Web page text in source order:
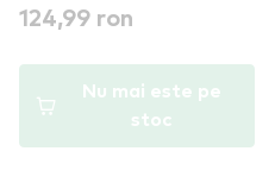
124,99 ron
Nu mai este pe
stoc